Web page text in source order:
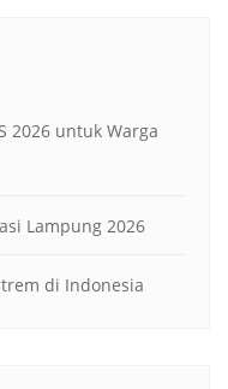
2026 untuk Warga
Lampung 2026
di Indonesia